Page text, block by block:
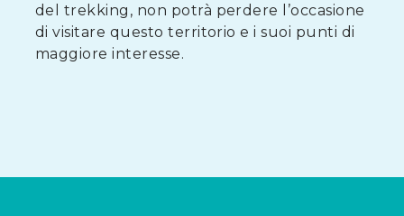
del trekking, non potrà perdere l’occasione
di visitare questo territorio e i suoi punti di
maggiore interesse.